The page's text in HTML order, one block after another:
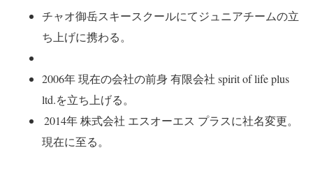
チャオ御岳スキースクールにてジュニアチームの立
ち上げに携わる。
2006年 現在の会社の前身 有限会社 spirit of life plus
ltd.を立ち上げる。
2014年 株式会社 エスオーエス プラスに社名変更。
現在に至る。